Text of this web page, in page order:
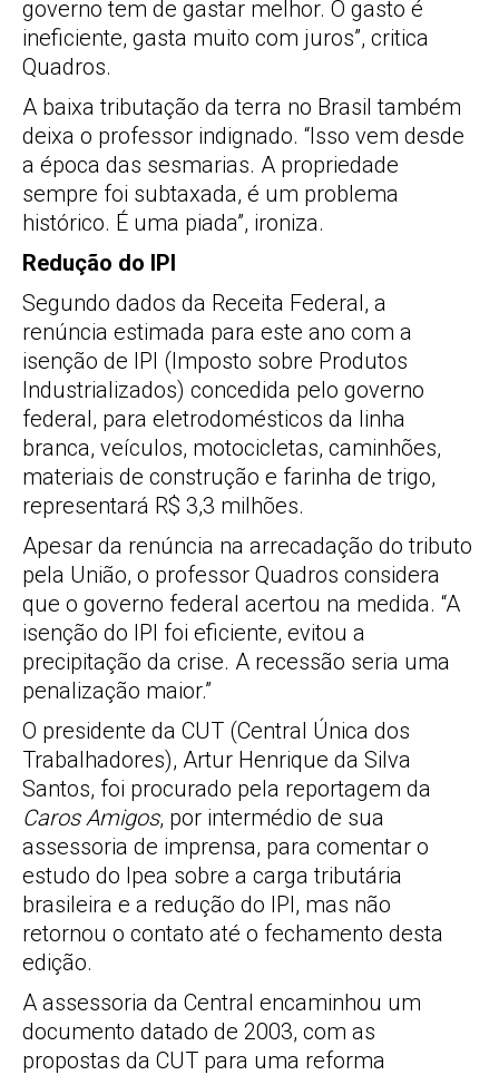
governo tem de gastar melhor. O gasto é
ineficiente, gasta muito com juros”, critica
Quadros.
A baixa tributação da terra no Brasil também
deixa o professor indignado. “Isso vem desde
a época das sesmarias. A propriedade
sempre foi subtaxada, é um problema
histórico. É uma piada”, ironiza.
Redução do IPI
Segundo dados da Receita Federal, a
renúncia estimada para este ano com a
isenção de IPI (Imposto sobre Produtos
Industrializados) concedida pelo governo
federal, para eletrodomésticos da linha
branca, veículos, motocicletas, caminhões,
materiais de construção e farinha de trigo,
representará R$ 3,3 milhões.
Apesar da renúncia na arrecadação do tributo
pela União, o professor Quadros considera
que o governo federal acertou na medida. “A
isenção do IPI foi eficiente, evitou a
precipitação da crise. A recessão seria uma
penalização maior.”
O presidente da CUT (Central Única dos
Trabalhadores), Artur Henrique da Silva
Santos, foi procurado pela reportagem da
Caros Amigos, por intermédio de sua
assessoria de imprensa, para comentar o
estudo do Ipea sobre a carga tributária
brasileira e a redução do IPI, mas não
retornou o contato até o fechamento desta
edição.
A assessoria da Central encaminhou um
documento datado de 2003, com as
propostas da CUT para uma reforma